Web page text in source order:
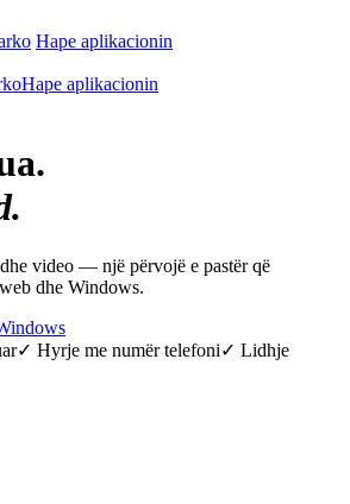
Hape aplikacionin
Hape aplikacionin
video — një përvojë e pastër që
dhe Windows.
✓ Hyrje me numër telefoni✓ Lidhje